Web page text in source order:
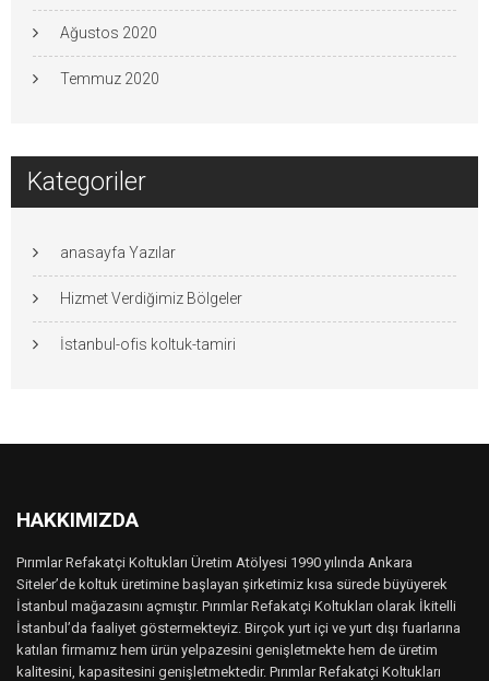
Ağustos 2020
Temmuz 2020
Kategoriler
anasayfa Yazılar
Hizmet Verdiğimiz Bölgeler
İstanbul-ofis koltuk-tamiri
HAKKIMIZDA
Pırımlar Refakatçi Koltukları Üretim Atölyesi 1990 yılında Ankara
Siteler’de koltuk üretimine başlayan şirketimiz kısa sürede büyüyerek
İstanbul mağazasını açmıştır. Pırımlar Refakatçi Koltukları olarak İkitelli
İstanbul’da faaliyet göstermekteyiz. Birçok yurt içi ve yurt dışı fuarlarına
katılan firmamız hem ürün yelpazesini genişletmekte hem de üretim
kalitesini, kapasitesini genişletmektedir. Pırımlar Refakatçi Koltukları